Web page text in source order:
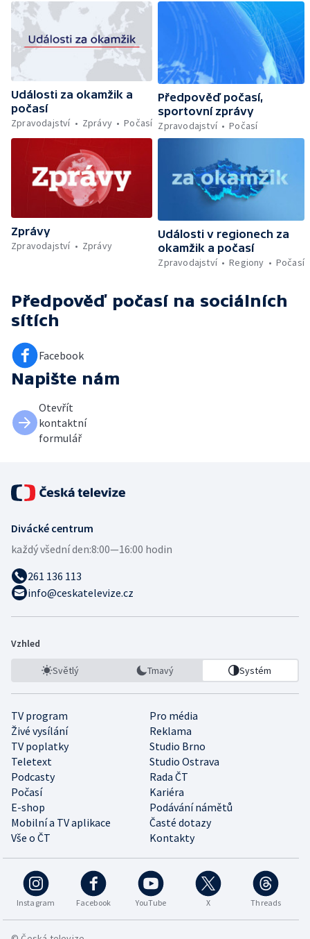
Události za okamžik a
počasí
Zpravodajství
Zprávy Počasí
Předpověď počasí,
sportovní zprávy
Zpravodajství
Počasí
Zprávy
Zpravodajství
Zprávy
Události v regionech za
okamžik a počasí
Zpravodajství
Regiony Počasí
Předpověď počasí na sociálních
sítích
Facebook
Napište nám
Otevřít
kontaktní
formulář
Divácké centrum
každý všední den:8:00—16:00 hodin
261 136 113
info@ceskatelevize.cz
Vzhled
Světlý Tmavý Systém
TV program
Pro média
Živé vysílání
Reklama
TV poplatky
Studio Brno
Teletext
Studio Ostrava
Podcasty
Rada ČT
Počasí
Kariéra
E-shop
Podávání námětů
Mobilní a TV aplikace
Časté dotazy
Vše o ČT
Kontakty
Instagram Facebook YouTube X Threads